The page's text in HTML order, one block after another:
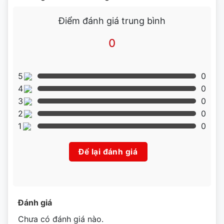
Cùng với đó, Bếp chiên Berjaya DF23S1B-17 còn được
Điểm đánh giá trung bình
0
5
0
4
0
3
0
2
0
1
0
Để lại đánh giá
Đánh giá
Chưa có đánh giá nào.